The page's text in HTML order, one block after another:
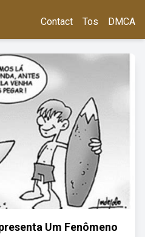
Contact Tos DMCA
Um Fenômeno